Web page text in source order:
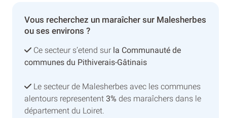
Vous recherchez un maraîcher sur Malesherbes
ou ses environs ?
Ce secteur s’etend sur la Communauté de
communes du Pithiverais-Gâtinais
Le secteur de Malesherbes avec les communes
alentours representent 3% des maraîchers dans le
département du Loiret.